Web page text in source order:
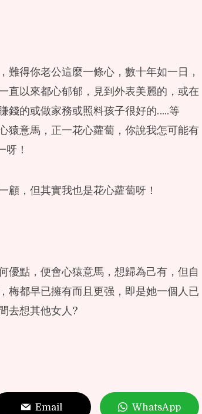
得你老公這麼一條心，數十年如一日，
直以來都心郁郁，見到外表美麗的，或在
錢的或做家務或照料孩子很好的…..等
猿意馬，正一花心蘿蔔，你說我怎可能有
！
顧，但其實我也是花心蘿蔔呀！
優點，便會心猿意馬，想歸為己有，但自
梅都早已擁有而且更强，即是她一個人已
去想其他女人?
Email WhatsApp